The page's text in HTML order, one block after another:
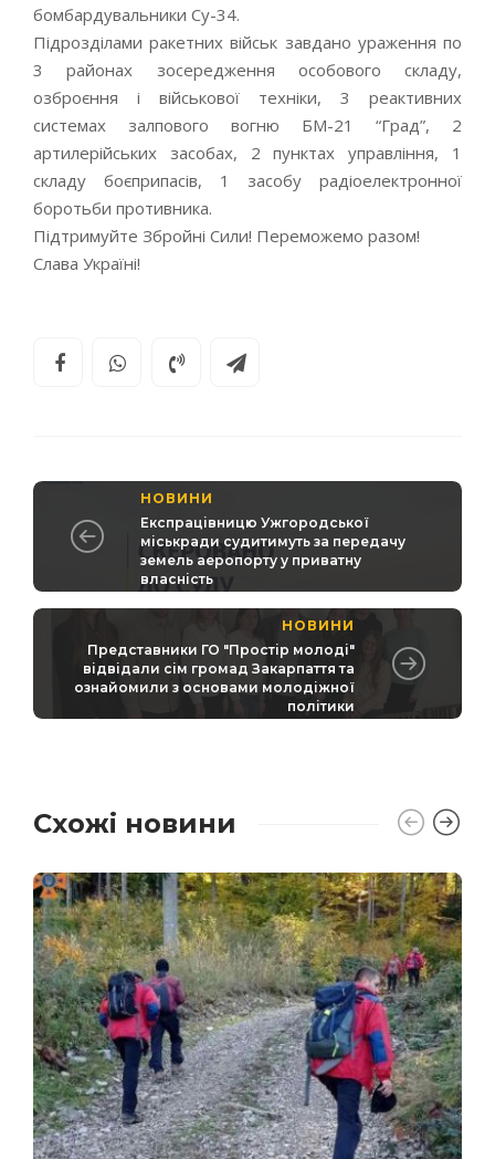
бомбардувальники Су-34.
Підрозділами ракетних військ завдано ураження по
3 районах зосередження особового складу,
озброєння і військової техніки, 3 реактивних
системах залпового вогню БМ-21 “Град”, 2
артилерійських засобах, 2 пунктах управління, 1
складу боєприпасів, 1 засобу радіоелектронної
боротьби противника.
Підтримуйте Збройні Сили! Переможемо разом!
Слава Україні!
НОВИНИ
Експрацівницю Ужгородської
міськради судитимуть за передачу
земель аеропорту у приватну
власність
НОВИНИ
Представники ГО "Простір молоді"
відвідали сім громад Закарпаття та
ознайомили з основами молодіжної
політики
Схожі новини